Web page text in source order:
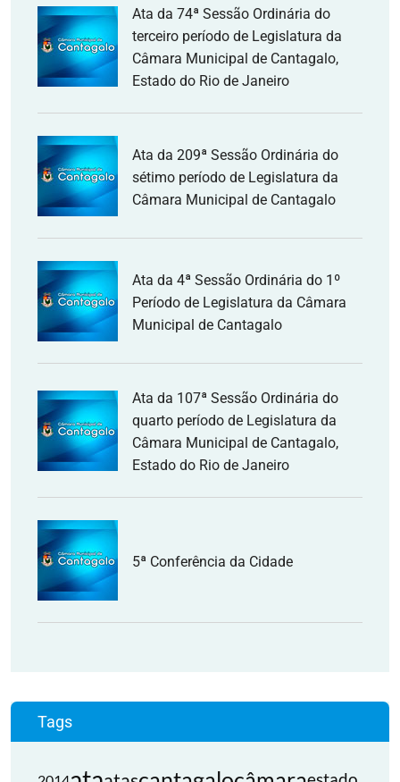
Ata da 74ª Sessão Ordinária do
terceiro período de Legislatura da
Câmara Municipal de Cantagalo,
Estado do Rio de Janeiro
Ata da 209ª Sessão Ordinária do
sétimo período de Legislatura da
Câmara Municipal de Cantagalo
Ata da 4ª Sessão Ordinária do 1º
Período de Legislatura da Câmara
Municipal de Cantagalo
Ata da 107ª Sessão Ordinária do
quarto período de Legislatura da
Câmara Municipal de Cantagalo,
Estado do Rio de Janeiro
5ª Conferência da Cidade
Tags